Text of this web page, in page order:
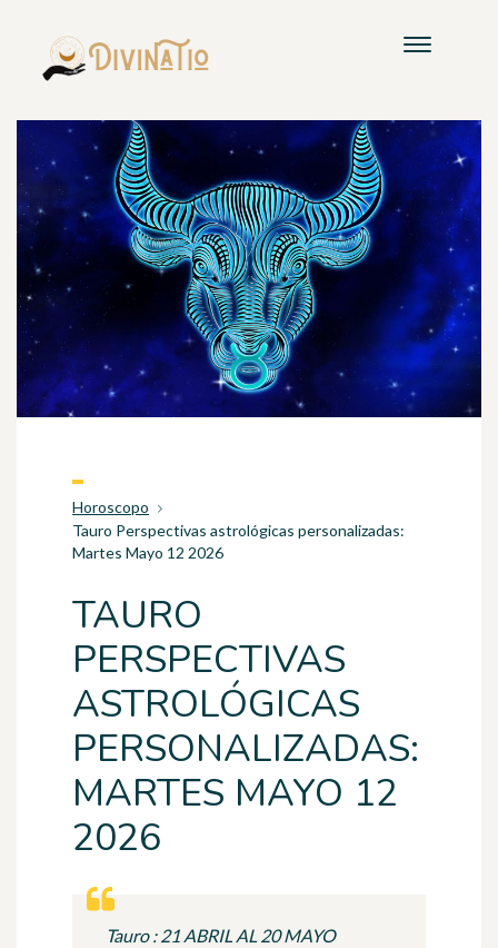
Horoscopo
Tauro Perspectivas astrológicas personalizadas:
Martes Mayo 12 2026
TAURO
PERSPECTIVAS
ASTROLÓGICAS
PERSONALIZADAS:
MARTES MAYO 12
2026
Tauro : 21 ABRIL AL 20 MAYO